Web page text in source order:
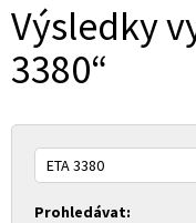
Výsledky
3380“
Prohledávat: